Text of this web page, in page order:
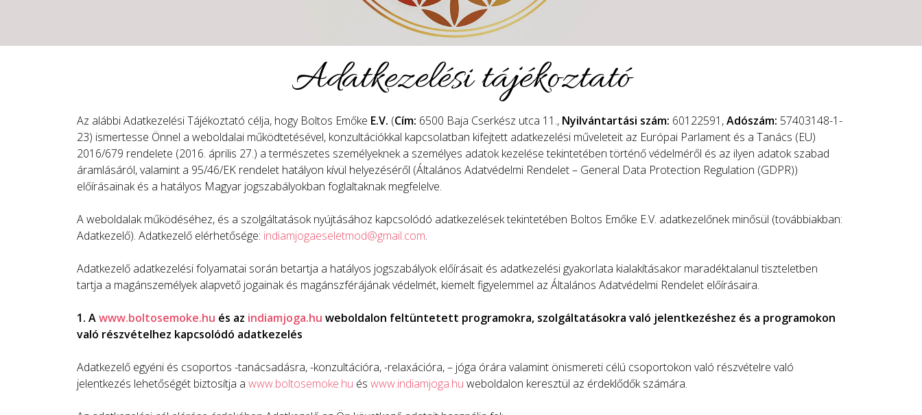
Adatkezelési tájékoztató
Az alábbi Adatkezelési Tájékoztató célja, hogy Boltos Emőke E.V. (Cím: 6500 Baja Cserkész utca 11., Nyilvántartási szám: 60122591,Adószám: 57403148-1-
23) ismertesse Önnel a weboldalai működtetésével, konzultációkkal kapcsolatban kifejtett adatkezelési műveleteit az Európai Parlament és a Tanács (EU)
2016/679 rendelete (2016. április 27.) a természetes személyeknek a személyes adatok kezelése tekintetében történő védelméről és az ilyen adatok szabad
áramlásáról, valamint a 95/46/EK rendelet hatályon kívül helyezéséről (Általános Adatvédelmi Rendelet – General Data Protection Regulation (GDPR))
előírásainak és a hatályos Magyar jogszabályokban foglaltaknak megfelelve.
A weboldalak működéséhez, és a szolgáltatások nyújtásához kapcsolódó adatkezelések tekintetében Boltos Emőke E.V. adatkezelőnek minősül (továbbiakban:
Adatkezelő). Adatkezelő elérhetősége: indiamjogaeseletmod@gmail.com.
Adatkezelő adatkezelési folyamatai során betartja a hatályos jogszabályok előírásait és adatkezelési gyakorlata kialakításakor maradéktalanul tiszteletben
tartja a magánszemélyek alapvető jogainak és magánszférájának védelmét, kiemelt figyelemmel az Általános Adatvédelmi Rendelet előírásaira.
1. Awww.boltosemoke.hu és az indiamjoga.hu weboldalon feltüntetett programokra, szolgáltatásokra való jelentkezéshez és a programokon
való részvételhez kapcsolódó adatkezelés
Adatkezelő egyéni és csoportos -tanácsadásra, -konzultációra, -relaxációra, – jóga órára valamint önismereti célú csoportokon való részvételre való
jelentkezés lehetőségét biztosítja awww.boltosemoke.hu éswww.indiamjoga.hu weboldalon keresztül az érdeklődők számára.